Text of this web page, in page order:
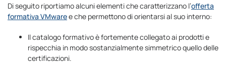
Di seguito riportiamo alcuni elementi che caratterizzano l’offerta
formativa VMwaree che permettono di orientarsi al suo interno:
Il catalogo formativo è fortemente collegato ai prodotti e
rispecchia in modo sostanzialmente simmetrico quello delle
certificazioni.